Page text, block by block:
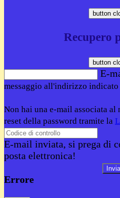
button
Recupero
button
E-
messaggio all'indirizzo
Non hai una e-mail associata
reset della password tramite la
E-mail inviata, si prega di
posta elettronica!
Errore